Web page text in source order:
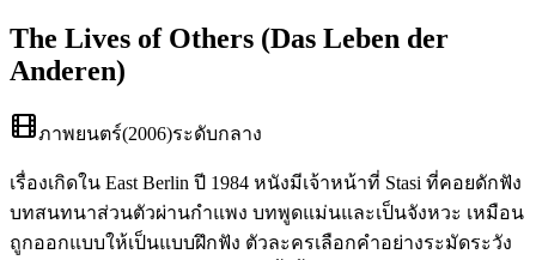
The Lives of Others (Das Leben der
Anderen)
ภาพยนตร์(2006)ระดับกลาง
เรื่องเกิดใน East Berlin ปี 1984 หนังมีเจ้าหน้าที่ Stasi ที่คอยดักฟัง
บทสนทนาส่วนตัวผ่านกำแพง บทพูดแม่นและเป็นจังหวะ เหมือน
ถูกออกแบบให้เป็นแบบฝึกฟัง ตัวละครเลือกคำอย่างระมัดระวัง